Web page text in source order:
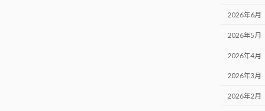
2026年6月
2026年5月
2026年4月
2026年3月
2026年2月